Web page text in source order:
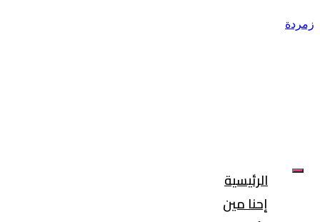
زمردة
الرئيسية
إحنا مين